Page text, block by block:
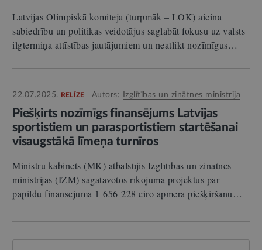
Latvijas Olimpiskā komiteja (turpmāk – LOK) aicina
sabiedrību un politikas veidotājus saglabāt fokusu uz valsts
ilgtermiņa attīstības jautājumiem un neatlikt nozīmīgus…
22.07.2025. RELĪZE Autors: Izglītības un zinātnes ministrija
Piešķirts nozīmīgs finansējums Latvijas
sportistiem un parasportistiem startēšanai
visaugstākā līmeņa turnīros
Ministru kabinets (MK) atbalstījis Izglītības un zinātnes
ministrijas (IZM) sagatavotos rīkojuma projektus par
papildu finansējuma 1 656 228 eiro apmērā piešķiršanu…